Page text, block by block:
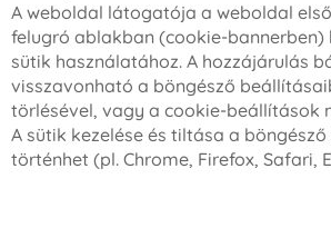
A weboldal látogatója a weboldal
felugró ablakban (cookie-bannerben)
sütik használatához. A hozzájárulás
visszavonható a böngésző
törlésével, vagy a cookie-beállítások
A sütik kezelése és tiltása a
történhet (pl. Chrome, Firefox, Safari,